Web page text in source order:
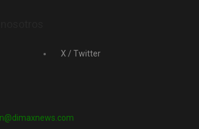
X / Twitter